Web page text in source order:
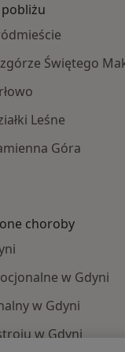
Świętego
Leśne
Góra
choroby
w Gdyni
w Gdyni
w Gdyni